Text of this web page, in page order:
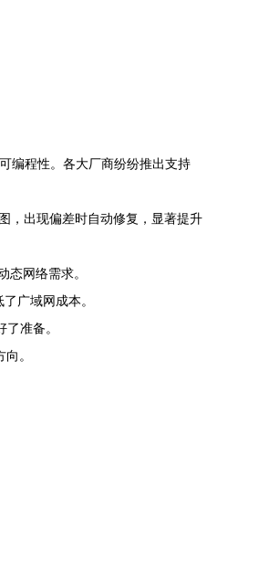
编程性。各大厂商纷纷推出支持
，出现偏差时自动修复，显著提升
网络需求。
广域网成本。
准备。
。